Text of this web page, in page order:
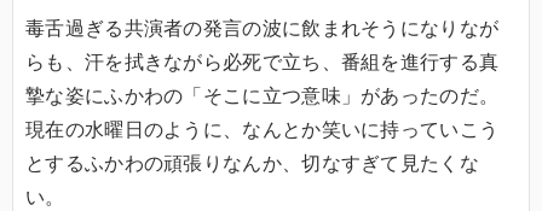
毒舌過ぎる共演者の発言の波に飲まれそうになりなが
らも、汗を拭きながら必死で立ち、番組を進行する真
摯な姿にふかわの「そこに立つ意味」があったのだ。
現在の水曜日のように、なんとか笑いに持っていこう
とするふかわの頑張りなんか、切なすぎて見たくな
い。